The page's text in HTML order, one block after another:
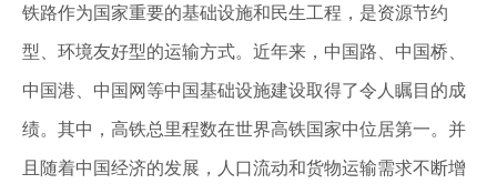
铁路作为国家重要的基础设施和民生工程，是资源节约
型、环境友好型的运输方式。近年来，中国路、中国桥、
中国港、中国网等中国基础设施建设取得了令人瞩目的成
绩。其中，高铁总里程数在世界高铁国家中位居第一。并
且随着中国经济的发展，人口流动和货物运输需求不断增